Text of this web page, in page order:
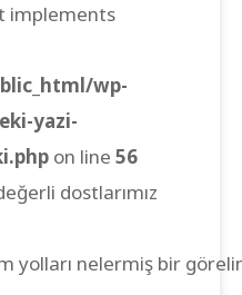
implements
wp-
yazi-
on line 56
dostlarımız
yolları nelermiş bir